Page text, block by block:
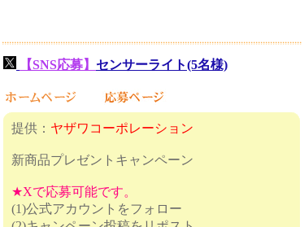
【SNS応募】 センサーライト(5名様)
提供： ヤザワコーポレーション
新商品プレゼントキャンペーン
★Xで応募可能です。
(1)公式アカウントをフォロー